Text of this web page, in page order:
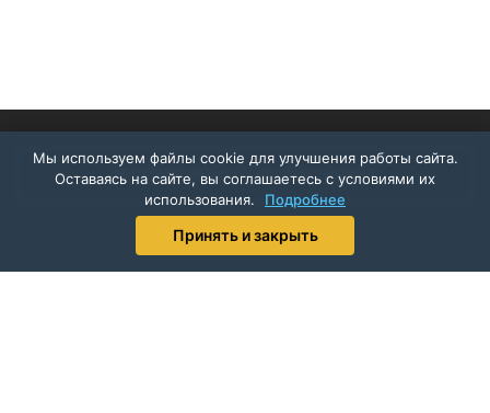
Мы используем файлы cookie для улучшения работы сайта.
Оставаясь на сайте, вы соглашаетесь с условиями их
использования.
Подробнее
Принять и закрыть
ПОДПИСАТЬСЯ НА РАССЫЛКУ
АРХИВ НОВОСТЕЙ